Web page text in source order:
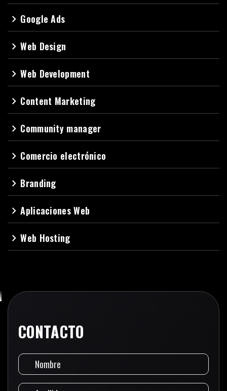
navigate_next Google Ads
navigate_nextWeb Design
navigate_nextWeb Development
navigate_next Content Marketing
navigate_next Community manager
navigate_next Comercio electrónico
navigate_next Branding
navigate_nextAplicaciones Web
navigate_nextWeb Hosting
CONTACTO